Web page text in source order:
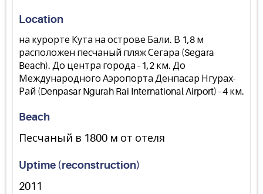
Location
на курорте Кута на острове Бали. В 1,8 м
расположен песчаный пляж Сегара (Segara
Beach). До центра города - 1,2 км. До
Международного Аэропорта Денпасар Нгурах-
Рай (Denpasar Ngurah Rai International Airport) - 4 км.
Beach
Песчаный в 1800 м от отеля
Uptime (reconstruction)
2011